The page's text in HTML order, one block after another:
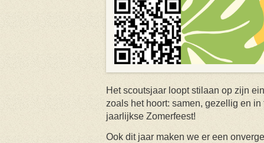
Het scoutsjaar loopt stilaan op zijn
zoals het hoort: samen, gezellig en
jaarlijkse Zomerfeest!
Ook dit jaar maken we er een